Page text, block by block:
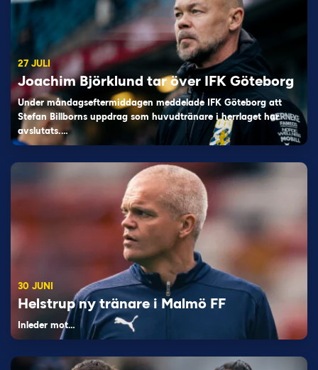
27 JULI
Joachim Björklund tar över IFK Göteborg
Under måndagseftermiddagen meddelade IFK Göteborg att
Stefan Billborns uppdrag som huvudtränare i herrlaget har
avslutats.…
30 JUNI
Helstrup ny tränare i Malmö FF
Inleder mot…